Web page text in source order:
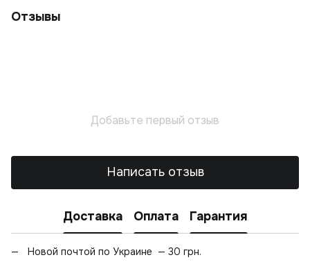
Отзывы
Добавьте первый отзыв
Написать отзыв
Доставка Оплата Гарантия
Новой почтой по Украине — 30 грн.